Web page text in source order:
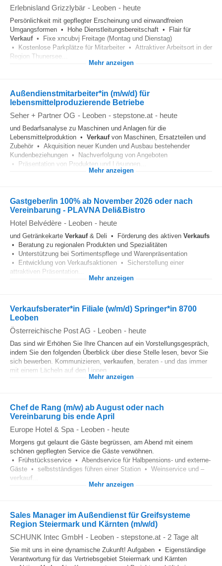
Erlebnisland Grizzlybär - Leoben - heute
Persönlichkeit mit gepflegter Erscheinung und einwandfreien
Umgangsformen • Hohe Dienstleitungsbereitschaft • Flair für
Verkauf• Fixe xncubvj Freitage (Montag und Dienstag)
• Kostenlose Parkplätze für Mitarbeiter • Attraktiver Arbeitsort in der
Region Thunersee...
Mehr anzeigen
Außendienstmitarbeiter*in (m/w/d) für
lebensmittelproduzierende Betriebe
Seher + Partner OG - Leoben - stepstone.at - heute
und Bedarfsanalyse zu Maschinen und Anlagen für die
Lebensmittelproduktion • Verkaufvon Maschinen, Ersatzteilen und
Zubehör • Akquisition neuer Kunden und Ausbau bestehender
Kundenbeziehungen • Nachverfolgung von Angeboten
• Präsentation von Produkten und Lösungen...
Mehr anzeigen
Gastgeber/in 100% ab November 2026 oder nach
Vereinbarung - PLAVNA Deli&Bistro
Hotel Belvédère - Leoben - heute
und Getränkekarte Verkauf& Deli • Förderung des aktiven Verkaufs
• Beratung zu regionalen Produkten und Spezialitäten
• Unterstützung bei Sortimentspflege und Warenpräsentation
• Entwicklung von Verkaufsaktionen • Sicherstellung einer
attraktiven Präsentation...
Mehr anzeigen
Verkaufsberater*in Filiale (w/m/d) Springer*in 8700
Leoben
Österreichische Post AG - Leoben - heute
Das sind wir Erhöhen Sie Ihre Chancen auf ein Vorstellungsgespräch,
indem Sie den folgenden Überblick über diese Stelle lesen, bevor Sie
sich bewerben. Kommunizieren, verkaufen, beraten - und das immer
mit einem Lächeln auf den Lippen...
Mehr anzeigen
Chef de Rang (m/w) ab August oder nach
Vereinbarung bis ende April
Europe Hotel & Spa - Leoben - heute
Morgens gut gelaunt die Gäste begrüssen, am Abend mit einem
schönen gepflegten Service die Gäste verwöhnen.
• Frühstücksservice • Abendservice für Halbpensions- und externe-
Gäste • selbstständiges führen einer Station • Weinservice und –
verkauf
Mehr anzeigen
Sales Manager im Außendienst für Greifsysteme
Region Steiermark und Kärnten (m/w/d)
SCHUNK Intec GmbH - Leoben - stepstone.at - 2 Tage alt
Sie mit uns in eine dynamische Zukunft! Aufgaben • Eigenständige
Verantwortung für das Vertriebsgebiet Steiermark und Kärnten